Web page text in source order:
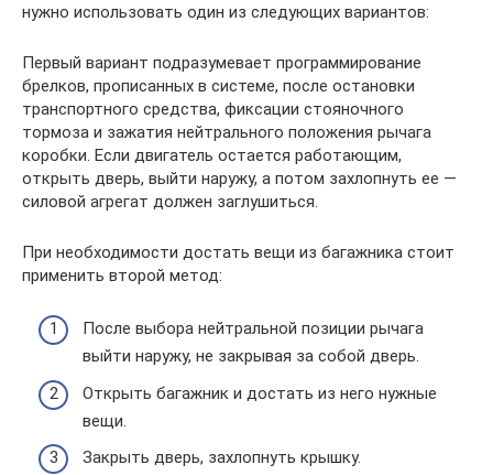
нужно использовать один из следующих вариантов:
Первый вариант подразумевает программирование
брелков, прописанных в системе, после остановки
транспортного средства, фиксации стояночного
тормоза и зажатия нейтрального положения рычага
коробки. Если двигатель остается работающим,
открыть дверь, выйти наружу, а потом захлопнуть ее —
силовой агрегат должен заглушиться.
При необходимости достать вещи из багажника стоит
применить второй метод:
После выбора нейтральной позиции рычага
выйти наружу, не закрывая за собой дверь.
Открыть багажник и достать из него нужные
вещи.
Закрыть дверь, захлопнуть крышку.